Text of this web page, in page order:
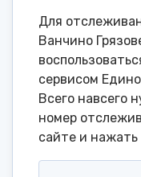
Для
Ванчино
сервисом
Всего навсего
номер
сайте и нажать